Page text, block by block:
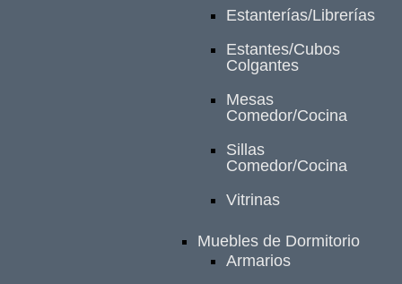
Estanterías/Librerías
Estantes/Cubos
Colgantes
Mesas
Comedor/Cocina
Sillas
Comedor/Cocina
Vitrinas
Muebles de Dormitorio
Armarios